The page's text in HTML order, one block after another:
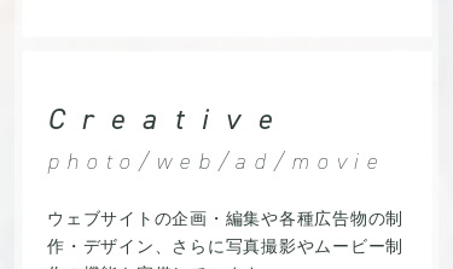
Creative
photo/web/ad/movie
ウェブサイトの企画・編集や各種広告物の制
作・デザイン、さらに写真撮影やムービー制